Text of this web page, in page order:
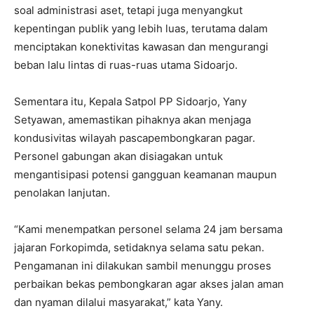
soal administrasi aset, tetapi juga menyangkut
kepentingan publik yang lebih luas, terutama dalam
menciptakan konektivitas kawasan dan mengurangi
beban lalu lintas di ruas-ruas utama Sidoarjo.
Sementara itu, Kepala Satpol PP Sidoarjo, Yany
Setyawan, amemastikan pihaknya akan menjaga
kondusivitas wilayah pascapembongkaran pagar.
Personel gabungan akan disiagakan untuk
mengantisipasi potensi gangguan keamanan maupun
penolakan lanjutan.
“Kami menempatkan personel selama 24 jam bersama
jajaran Forkopimda, setidaknya selama satu pekan.
Pengamanan ini dilakukan sambil menunggu proses
perbaikan bekas pembongkaran agar akses jalan aman
dan nyaman dilalui masyarakat,” kata Yany.